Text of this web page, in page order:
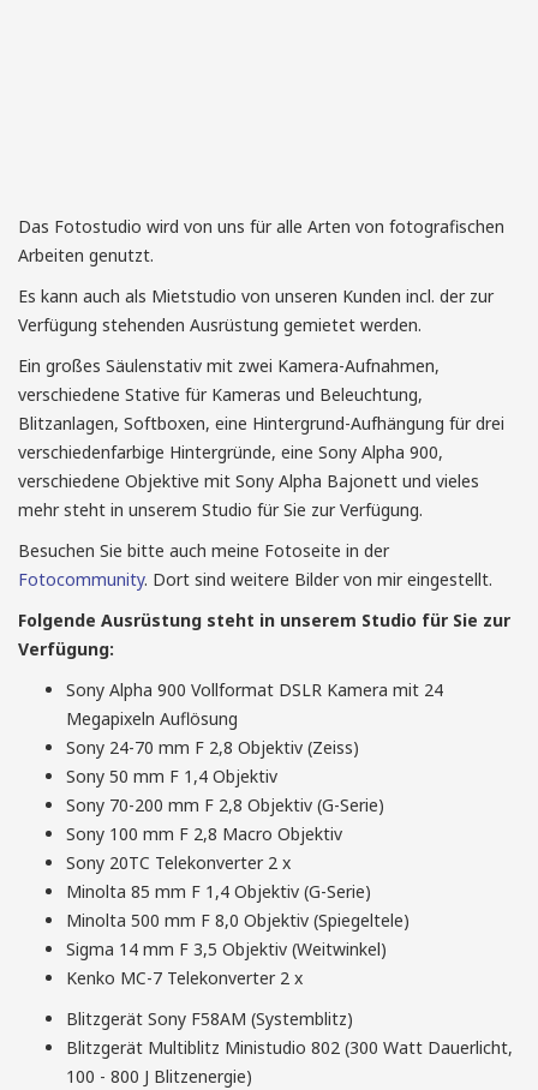
Dampflok-Rad
Fotografie von Jörg Schreiber © 2010
Weiterlesen...
Die Elbe
Fotografie von Jörg Schreiber © 2011
Weiterlesen...
Dom von Meißen über den Dächern
Fotografie von Jörg Schreiber © 2011
Weiterlesen...
Das Fotostudio wird von uns für alle Arten von fotografischen
Arbeiten genutzt.
Es kann auch als Mietstudio von unseren Kunden incl. der zur
Verfügung stehenden Ausrüstung gemietet werden.
Ein großes Säulenstativ mit zwei Kamera-Aufnahmen,
verschiedene Stative für Kameras und Beleuchtung,
Blitzanlagen, Softboxen, eine Hintergrund-Aufhängung für drei
verschiedenfarbige Hintergründe, eine Sony Alpha 900,
verschiedene Objektive mit Sony Alpha Bajonett und vieles
mehr steht in unserem Studio für Sie zur Verfügung.
Besuchen Sie bitte auch meine Fotoseite in der
Fotocommunity. Dort sind weitere Bilder von mir eingestellt.
Folgende Ausrüstung steht in unserem Studio für Sie zur
Verfügung:
Sony Alpha 900 Vollformat DSLR Kamera mit 24
Megapixeln Auflösung
Sony 24-70 mm F 2,8 Objektiv (Zeiss)
Sony 50 mm F 1,4 Objektiv
Sony 70-200 mm F 2,8 Objektiv (G-Serie)
Sony 100 mm F 2,8 Macro Objektiv
Sony 20TC Telekonverter 2 x
Minolta 85 mm F 1,4 Objektiv (G-Serie)
Minolta 500 mm F 8,0 Objektiv (Spiegeltele)
Sigma 14 mm F 3,5 Objektiv (Weitwinkel)
Kenko MC-7 Telekonverter 2 x
Blitzgerät Sony F58AM (Systemblitz)
Blitzgerät Multiblitz Ministudio 802 (300 Watt Dauerlicht,
100 - 800 J Blitzenergie)